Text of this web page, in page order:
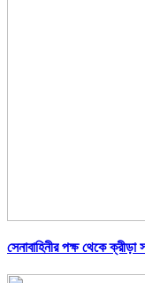
সেনাবাহিনীর পক্ষ থেকে